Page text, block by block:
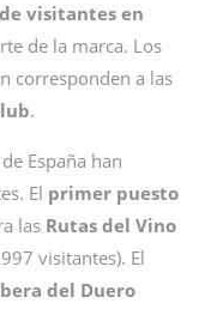
visitantes en
de la marca. Los
corresponden a las
.
España han
El primer puesto
las Rutas del Vino
visitantes). El
del Duero